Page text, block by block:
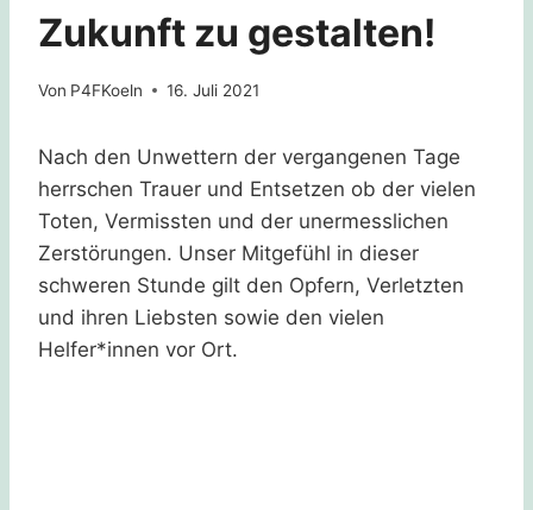
Zukunft zu gestalten!
Von P4FKoeln 16. Juli 2021
Nach den Unwettern der vergangenen Tage
herrschen Trauer und Entsetzen ob der vielen
Toten, Vermissten und der unermesslichen
Zerstörungen. Unser Mitgefühl in dieser
schweren Stunde gilt den Opfern, Verletzten
und ihren Liebsten sowie den vielen
Helfer*innen vor Ort.